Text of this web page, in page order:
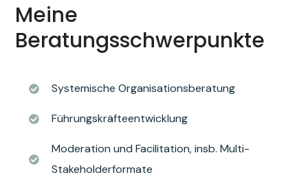
Meine
Beratungsschwerpunkte
Systemische Organisationsberatung
Führungskräfteentwicklung
Moderation und Facilitation, insb. Multi-
Stakeholderformate